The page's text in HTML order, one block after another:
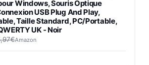
Windows, Souris Optique
USB Plug And Play,
Taille Standard, PC/Portable,
UK - Noir
Amazon